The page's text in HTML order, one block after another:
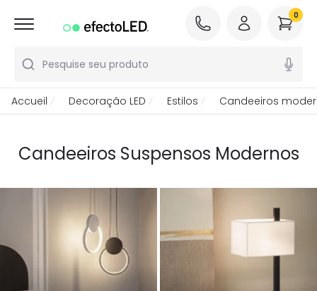
Pesquise seu produto
0
Accueil Decoração LED Estilos Candeeiros
Candeeiros Suspensos Modernos